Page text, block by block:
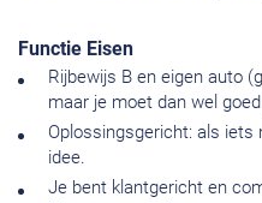
Functie Eisen
Rijbewijs B en eigen auto
maar je moet dan wel
Oplossingsgericht: als
idee.
Je bent klantgericht en